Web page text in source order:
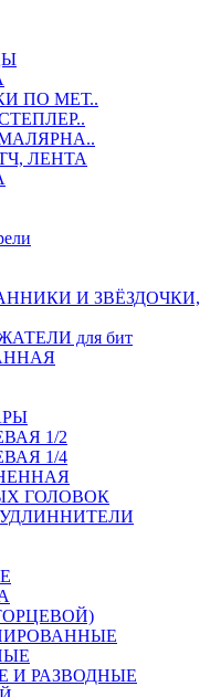
ПО МЕТ..
ЛЕНТА
И ЗВЁЗДОЧКИ,
для бит
1/2
1/4
ГОЛОВОК
И РАЗВОДНЫЕ